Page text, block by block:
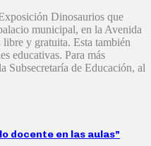
Dinosaurios que
municipal, en la Avenida
y gratuita. Esta también
educativas. Para más
Subsecretaría de Educación, al
docente en las aulas”